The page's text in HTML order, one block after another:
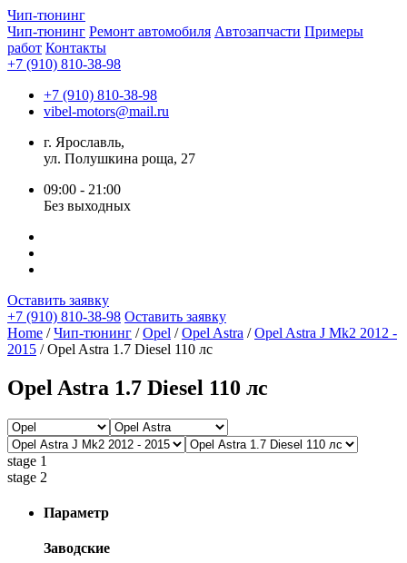
Чип-тюнинг
Чип-тюнинг Ремонт автомобиля Автозапчасти Примеры
работ Контакты
+7 (910) 810-38-98
+7 (910) 810-38-98
vibel-motors@mail.ru
г. Ярославль,
ул. Полушкина роща, 27
09:00 - 21:00
Без выходных
Оставить заявку
+7 (910) 810-38-98 Оставить заявку
Home /Чип-тюнинг /Opel /Opel Astra /Opel Astra J Mk2 2012 -
2015 / Opel Astra 1.7 Diesel 110 лс
Opel Astra 1.7 Diesel 110 лс
stage 1
stage 2
Параметр
Заводские